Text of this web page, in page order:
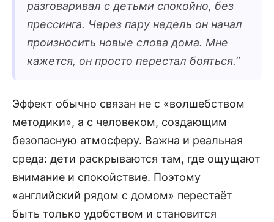
разговаривал с детьми спокойно, без
прессинга. Через пару недель он начал
произносить новые слова дома. Мне
кажется, он просто перестал бояться.”
Эффект обычно связан не с «волшебством
методики», а с человеком, создающим
безопасную атмосферу. Важна и реальная
среда: дети раскрываются там, где ощущают
внимание и спокойствие. Поэтому
«английский рядом с домом» перестаёт
быть только удобством и становится